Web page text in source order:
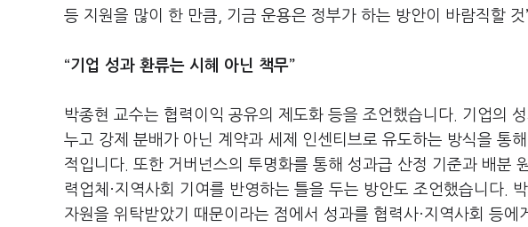
등 지원을 많이 한 만큼
기금 운용은 정부가 하는 방안이 바람직할 것
“기업 성과 환류는 시혜 아닌 책무”
박종현 교수는 협력이익 공유의 제도화 등을 조언했습니다 기업의
누고 강제 분배가 아닌 계약과 세제 인센티브로 유도하는 방식을 통
적입니다 또한 거버넌스의 투명화를 통해 성과급 산정 기준과 배분
력업체·지역사회 기여를 반영하는 틀을 두는 방안도 조언했습니다 .
자원을 위탁받았기 때문이라는 점에서 성과를 협력사·지역사회 등